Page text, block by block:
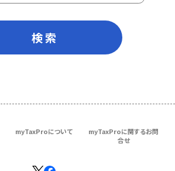
検 索
myTaxProについて
myTaxProに関するお問
合せ